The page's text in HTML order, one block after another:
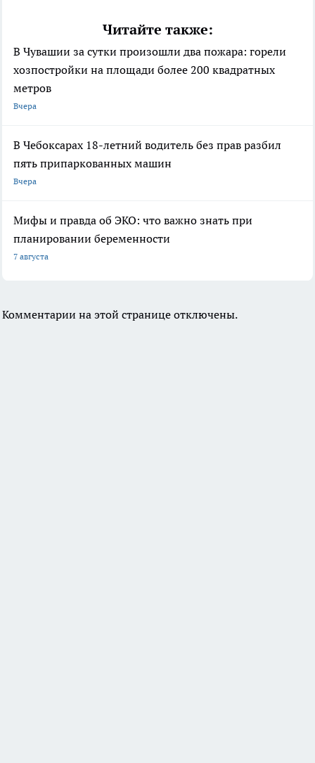
Читайте также:
В Чувашии за сутки произошли два пожара: горели
хозпостройки на площади более 200 квадратных
метров
Вчера
В Чебоксарах 18-летний водитель без прав разбил
пять припаркованных машин
Вчера
Мифы и правда об ЭКО: что важно знать при
планировании беременности
7 августа
Комментарии на этой странице отключены.